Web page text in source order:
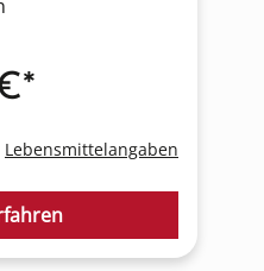
Lebensmittelangaben